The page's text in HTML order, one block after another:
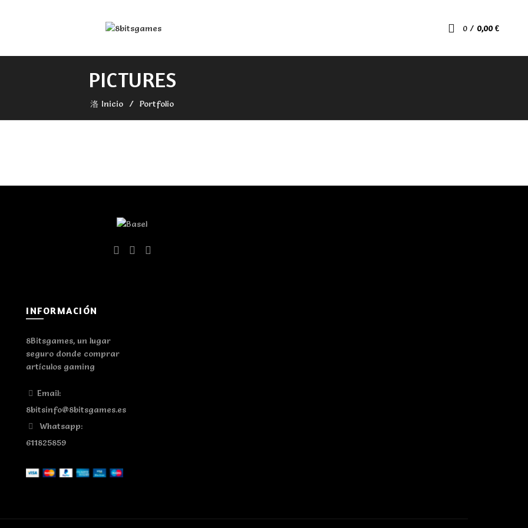
0 / 0,00€
PICTURES
Inicio Portfolio
INFORMACIÓN
8Bitsgames, un lugar
seguro donde comprar
artículos gaming
Email:
8bitsinfo@8bitsgames.es
Whatsapp:
611825859